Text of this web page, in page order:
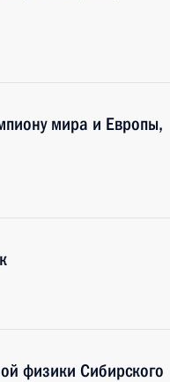
мира и Европы,
физики Сибирского